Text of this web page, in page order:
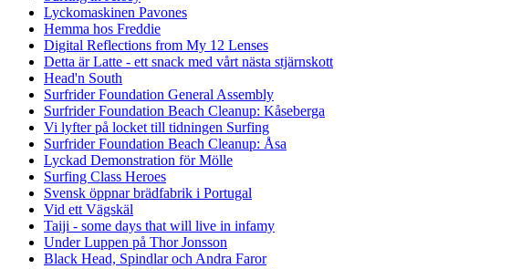
Lyckomaskinen Pavones
Hemma hos Freddie
Digital Reflections from My 12 Lenses
Detta är Latte - ett snack med vårt nästa stjärnskott
Head'n South
Surfrider Foundation General Assembly
Surfrider Foundation Beach Cleanup: Kåseberga
Vi lyfter på locket till tidningen Surfing
Surfrider Foundation Beach Cleanup: Åsa
Lyckad Demonstration för Mölle
Surfing Class Heroes
Svensk öppnar brädfabrik i Portugal
Vid ett Vägskäl
Taiji - some days that will live in infamy
Under Luppen på Thor Jonsson
Black Head, Spindlar och Andra Faror